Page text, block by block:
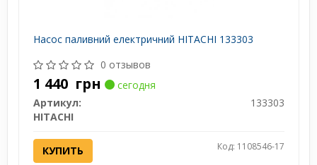
Насос паливний електричний HITACHI 133303
0 отзывов
1 440 грн
сегодня
Артикул:
133303
HITACHI
КУПИТЬ Код: 1108546-17